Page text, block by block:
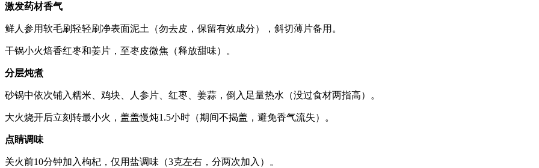
激发药材香气
鲜人参用软毛刷轻轻刷净表面泥土（勿去皮，保留有效成分），斜切薄片备用。
干锅小火焙香红枣和姜片，至枣皮微焦（释放甜味）。
分层炖煮
砂锅中依次铺入糯米、鸡块、人参片、红枣、姜蒜，倒入足量热水（没过食材两指高）。
大火烧开后立刻转最小火，盖盖慢炖1.5小时（期间不揭盖，避免香气流失）。
点睛调味
关火前10分钟加入枸杞，仅用盐调味（3克左右，分两次加入）。